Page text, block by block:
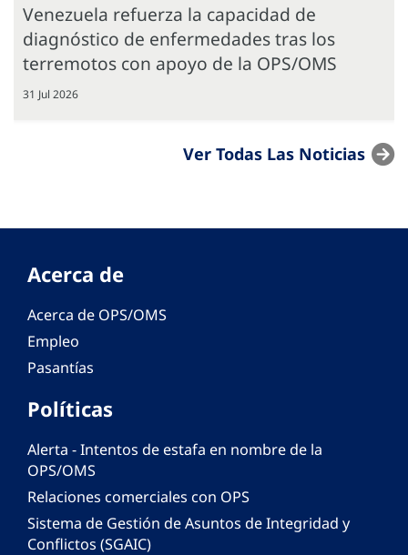
Venezuela refuerza la capacidad de
diagnóstico de enfermedades tras los
terremotos con apoyo de la OPS/OMS
31 Jul 2026
Ver Todas Las Noticias
Acerca de
Acerca de OPS/OMS
Empleo
Pasantías
Políticas
Alerta - Intentos de estafa en nombre de la
OPS/OMS
Relaciones comerciales con OPS
Sistema de Gestión de Asuntos de Integridad y
Conflictos (SGAIC)